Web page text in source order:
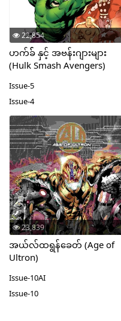
22,854
ဟက်ခ်် နှင့် အဗန်းဂျားများ
(Hulk Smash Avengers)
Issue-5
Issue-4
23,839
အယ်လ်ထရွန်ခေတ် (Age of
Ultron)
Issue-10AI
Issue-10